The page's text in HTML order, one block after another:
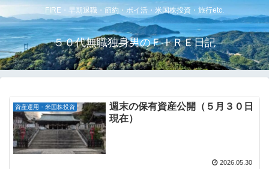
FIRE・早期退職・節約・ポイ活・米国株投資・旅行etc.
５０代無職独身男のＦＩＲＥ日記
資産運用・米国株投資
週末の保有資産公開（５月３０日
現在）
2026.05.30